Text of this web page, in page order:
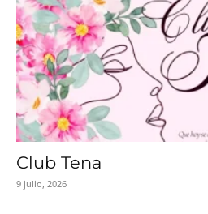
Club Tena
9 julio, 2026